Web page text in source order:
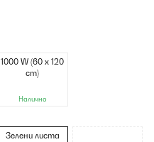
1000 W (60 x 120
cm)
Налично
Зелени листа